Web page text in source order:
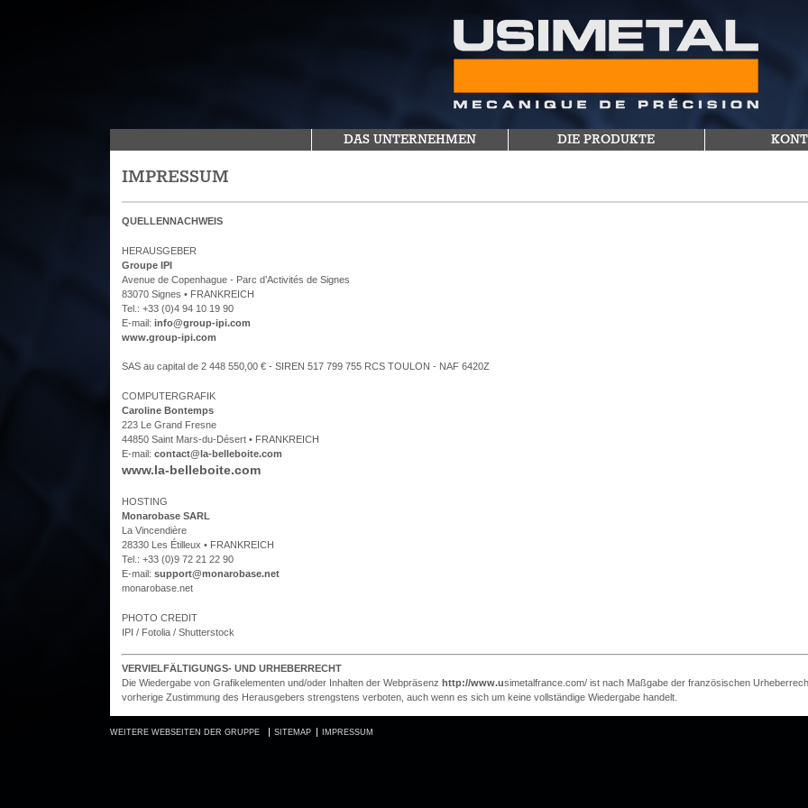
DAS UNTERNEHMEN DIE PRODUKTE
IMPRESSUM
QUELLENNACHWEIS
HERAUSGEBER
Groupe IPI
Avenue de Copenhague - Parc d’Activités de Signes
83070 Signes • FRANKREICH
Tel.: +33 (0)4 94 10 19 90
E-mail: info@group-ipi.com
www.group-ipi.com
SAS au capital de 2 448 550,00 € - SIREN 517 799 755 RCS TOULON - NAF 6420Z
COMPUTERGRAFIK
Caroline Bontemps
223 Le Grand Fresne
44850 Saint Mars-du-Désert • FRANKREICH
E-mail: contact@la-belleboite.com
www.la-belleboite.com
HOSTING
Monarobase SARL
La Vincendière
28330 Les Étilleux • FRANKREICH
Tel.: +33 (0)9 72 21 22 90
E-mail: support@monarobase.net
monarobase.net
PHOTO CREDIT
IPI / Fotolia / Shutterstock
VERVIELFÄLTIGUNGS- UND URHEBERRECHT
Die Wiedergabe von Grafikelementen und/oder Inhalten der Webpräsenz http://www.usimetalfrance.com/ ist nach Maßgabe der französischen
vorherige Zustimmung des Herausgebers strengstens verboten, auch wenn es sich um keine vollständige Wiedergabe handelt.
WEITERE WEBSEITEN DER GRUPPE SITEMAP IMPRESSUM